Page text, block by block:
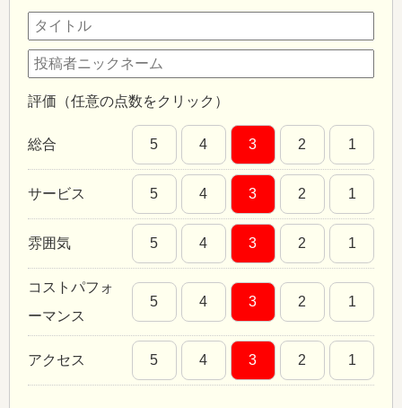
評価（任意の点数をクリック）
総合 5 4 3 2 1
サービス 5 4 3 2 1
雰囲気 5 4 3 2 1
コストパフォ
ーマンス
5 4 3 2 1
アクセス 5 4 3 2 1